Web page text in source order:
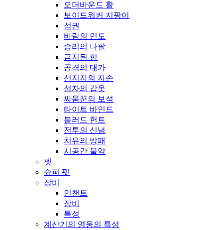
오더바운드 활
보이드워커 지팡이
성권
바람의 인도
승리의 나팔
금지된 힘
공격의 대가
선지자의 자손
성자의 갑옷
싸움꾼의 보석
타이트 바인드
블러드 헌트
전투의 신념
치유의 방패
시공간 물약
펫
슈퍼 펫
장비
인챈트
장비
특성
계산기의 영웅의 특성